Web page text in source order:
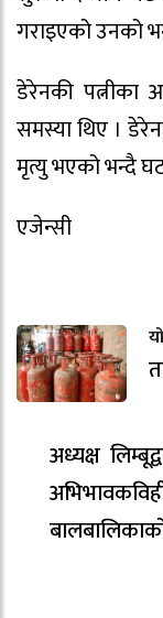
गराइएको उनको
डेरेनकी पत्नीका
समस्या थिए ।
मृत्यु भएको भन्दै
एजेन्सी
अध्यक्ष